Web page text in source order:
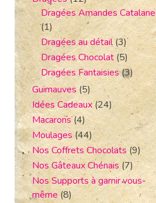
Dragées Amandes Catalane
(1)
Dragées au détail (3)
Dragées Chocolat (5)
Dragées Fantaisies(3)
Guimauves (5)
Idées Cadeaux(24)
Macarons(4)
Moulages(44)
Nos Coffrets Chocolats (9)
Nos Gâteaux Chénais (7)
Nos Supports à garnir vous-
même (8)